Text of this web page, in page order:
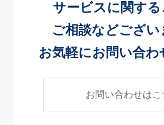
サービスに関する
ご相談などござい
お気軽にお問い合わ
お問い合わせはこ